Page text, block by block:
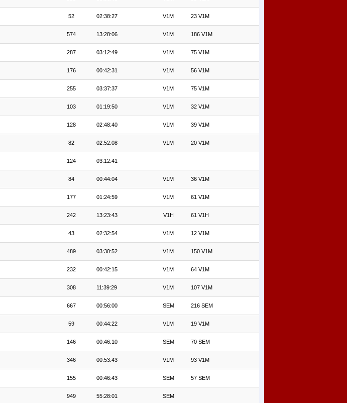
52 02:38:27 V1M 23 V1M
574 13:28:06 V1M 186 V1M
287 03:12:49 V1M 75 V1M
176 00:42:31 V1M 56 V1M
255 03:37:37 V1M 75 V1M
103 01:19:50 V1M 32 V1M
128 02:48:40 V1M 39 V1M
82 02:52:08 V1M 20 V1M
124 03:12:41
84 00:44:04 V1M 36 V1M
177 01:24:59 V1M 61 V1M
242 13:23:43 V1H 61 V1H
43 02:32:54 V1M 12 V1M
489 03:30:52 V1M 150 V1M
232 00:42:15 V1M 64 V1M
308 11:39:29 V1M 107 V1M
667 00:56:00 SEM 216 SEM
59 00:44:22 V1M 19 V1M
146 00:46:10 SEM 70 SEM
346 00:53:43 V1M 93 V1M
155 00:46:43 SEM 57 SEM
949 55:28:01 SEM